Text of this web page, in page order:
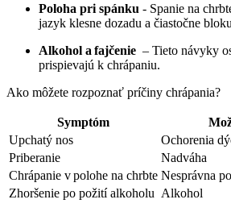
Poloha pri spánku -​ Spanie na
jazyk klesne dozadu a čiastočne
Alkohol⁤ a fajčenie
– Tieto⁤ návyky
prispievajú k⁤ chrápaniu.
Ako⁣ môžete rozpoznať príčiny chrápania?
Symptóm
Upchatý nos
Ochorenia
Priberanie
Nadváha
Chrápanie‍ v polohe⁣ na chrbte Nesprávna
Zhoršenie po požití alkoholu Alkohol